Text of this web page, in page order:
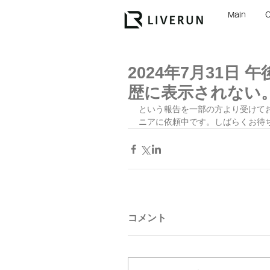
Main
2024年7月31日 午
歴に表示されない。
という報告を一部の方より受け
ニアに依頼中です。しばらくお待
コメント